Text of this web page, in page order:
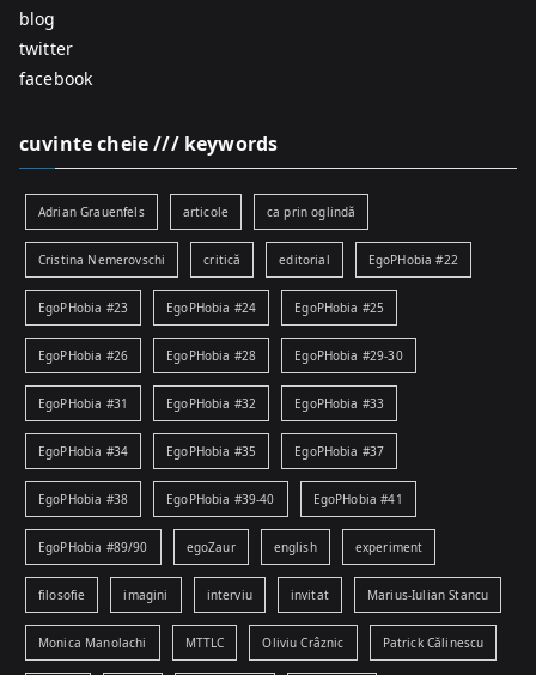
blog
twitter
facebook
cuvinte cheie /// keywords
Adrian Grauenfels articole ca prin oglindă
Cristina Nemerovschi critică editorial EgoPHobia #22
EgoPHobia #23 EgoPHobia #24 EgoPHobia #25
EgoPHobia #26 EgoPHobia #28 EgoPHobia #29-30
EgoPHobia #31 EgoPHobia #32 EgoPHobia #33
EgoPHobia #34 EgoPHobia #35 EgoPHobia #37
EgoPHobia #38 EgoPHobia #39-40 EgoPHobia #41
EgoPHobia #89/90 egoZaur english experiment
filosofie imagini interviu invitat Marius-Iulian Stancu
Monica Manolachi MTTLC Oliviu Crâznic Patrick Călinescu